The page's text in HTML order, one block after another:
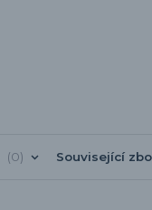
0 Související